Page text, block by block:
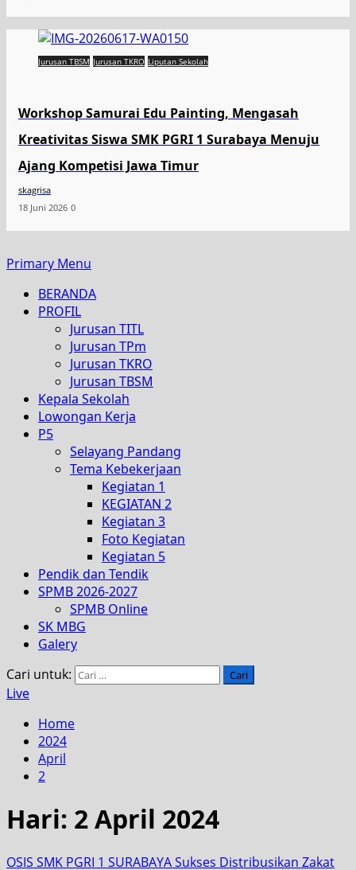
Jurusan TBSM Jurusan TKRO Liputan Sekolah
Workshop Samurai Edu Painting, Mengasah
Kreativitas Siswa SMK PGRI 1 Surabaya Menuju
Ajang Kompetisi Jawa Timur
skagrisa
18 Juni 2026 0
Primary Menu
BERANDA
PROFIL
Jurusan TITL
Jurusan TPm
Jurusan TKRO
Jurusan TBSM
Kepala Sekolah
Lowongan Kerja
P5
Selayang Pandang
Tema Kebekerjaan
Kegiatan 1
KEGIATAN 2
Kegiatan 3
Foto Kegiatan
Kegiatan 5
Pendik dan Tendik
SPMB 2026-2027
SPMB Online
SK MBG
Galery
Cari untuk:
Live
Home
2024
April
2
Hari: 2 April 2024
OSIS SMK PGRI 1 SURABAYA Sukses Distribusikan Zakat